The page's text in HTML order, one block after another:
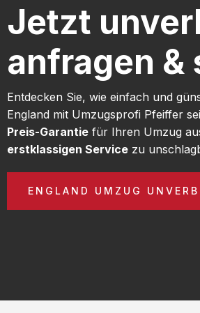
Jetzt
anfragen &
Entdecken Sie, wie einfach und
England mit Umzugsprofi Pfeiffer
Preis-Garantie für Ihren Umzug
erstklassigen Service zu
ENGLAND UMZUG